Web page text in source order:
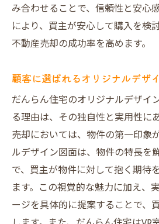
み合わせることで、信頼性と安心
により、買主が安心して購入を検
不動産売却の成功率を高めます。
顧客に選ばれるオリジナルデザ
だんらん住宅のオリジナルデザイ
る理由は、その独自性と実用性に
売却においては、物件の第一印象
ルデザイン図面は、物件の特長を
で、買主が物件に対して抱く期待
ます。この視覚的な魅力に加え、
ージを具体的に提案することで、